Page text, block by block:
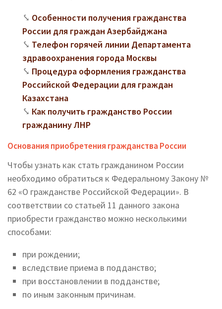
Особенности получения гражданства
России для граждан Азербайджана
Телефон горячей линии Департамента
здравоохранения города Москвы
Процедура оформления гражданства
Российской Федерации для граждан
Казахстана
Как получить гражданство России
гражданину ЛНР
Основания приобретения гражданства России
Чтобы узнать как стать гражданином России
необходимо обратиться к Федеральному Закону №
62 «О гражданстве Российской Федерации». В
соответствии со статьей 11 данного закона
приобрести гражданство можно несколькими
способами:
при рождении;
вследствие приема в подданство;
при восстановлении в подданстве;
по иным законным причинам.